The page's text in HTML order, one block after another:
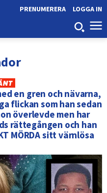
LOGGA IN
PRENUMERERA
en gren och nävarna,
flickan som han sedan
överlevde men har
rättegången och han
MÖRDA sitt värnlösa